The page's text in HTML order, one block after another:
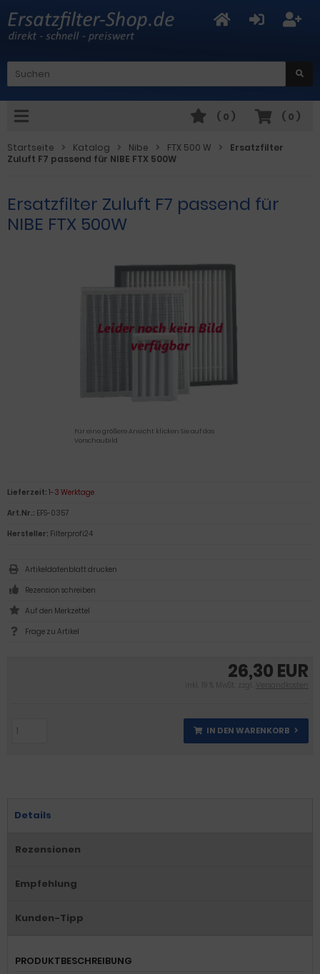
( 0 )
( 0 )
Startseite Katalog Nibe FTX 500 W
Ersatzfilter
Zuluft F7 passend für NIBE FTX 500W
Ersatzfilter Zuluft F7 passend für
NIBE FTX 500W
Für eine größere Ansicht klicken Sie auf das
Vorschaubild
26,30 EUR
inkl. 19 % MwSt. zzgl. Versandkosten
IN DEN WARENKORB
Lieferzeit: 1-3 Werktage
Art.Nr.: EFS-0357
Hersteller: Filterprofi24
Artikeldatenblatt drucken
Rezension schreiben
Frage zu Artikel
Details
Rezensionen
Empfehlung
Kunden-Tipp
PRODUKTBESCHREIBUNG